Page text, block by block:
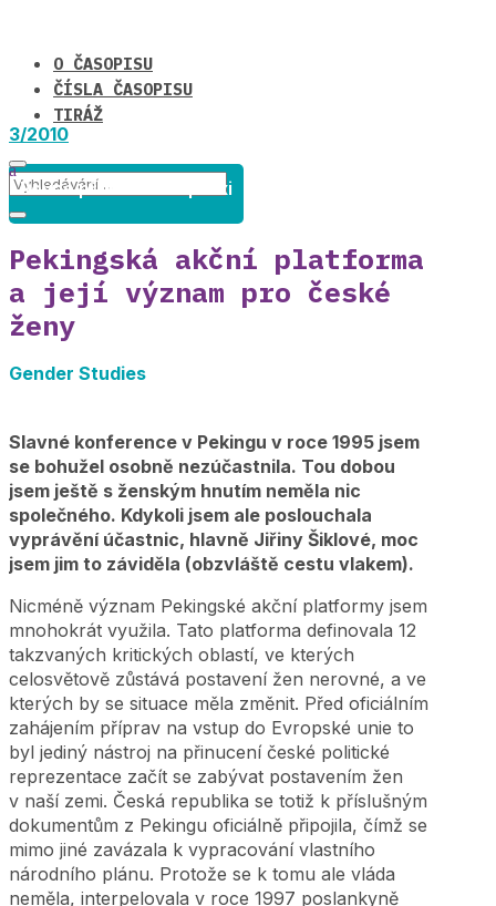
O ČASOPISU
ČÍSLA ČASOPISU
TIRÁŽ
3/2010
Rovné příležitosti v praxi
Pekingská akční platforma
a její význam pro české
ženy
Gender Studies
Slavné konference v Pekingu v roce 1995 jsem
se bohužel osobně nezúčastnila. Tou dobou
jsem ještě s ženským hnutím neměla nic
společného. Kdykoli jsem ale poslouchala
vyprávění účastnic, hlavně Jiřiny Šiklové, moc
jsem jim to záviděla (obzvláště cestu vlakem).
Nicméně význam Pekingské akční platformy jsem
mnohokrát využila. Tato platforma definovala 12
takzvaných kritických oblastí, ve kterých
celosvětově zůstává postavení žen nerovné, a ve
kterých by se situace měla změnit. Před oficiálním
zahájením příprav na vstup do Evropské unie to
byl jediný nástroj na přinucení české politické
reprezentace začít se zabývat postavením žen
v naší zemi. Česká republika se totiž k příslušným
dokumentům z Pekingu oficiálně připojila, čímž se
mimo jiné zavázala k vypracování vlastního
národního plánu. Protože se k tomu ale vláda
neměla, interpelovala v roce 1997 poslankyně